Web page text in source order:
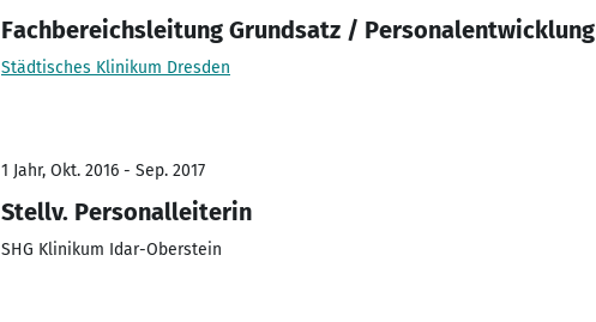
Fachbereichsleitung Grundsatz / Personalentwicklung
Städtisches Klinikum Dresden
1 Jahr, Okt. 2016 - Sep. 2017
Stellv. Personalleiterin
SHG Klinikum Idar-Oberstein